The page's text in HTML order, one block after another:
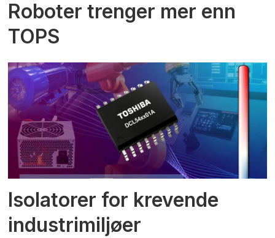
Roboter trenger mer enn
TOPS
Isolatorer for krevende
industrimiljøer